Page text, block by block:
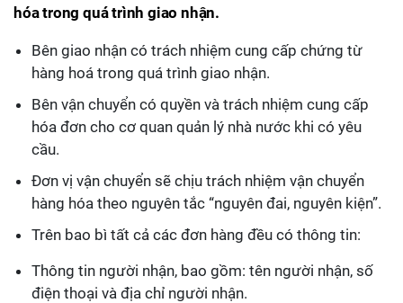
hóa trong quá trình giao nhận.
Bên giao nhận có trách nhiệm cung cấp chứng từ
hàng hoá trong quá trình giao nhận.
Bên vận chuyển có quyền và trách nhiệm cung cấp
hóa đơn cho cơ quan quản lý nhà nước khi có yêu
cầu.
Đơn vị vận chuyển sẽ chịu trách nhiệm vận chuyển
hàng hóa theo nguyên tắc “nguyên đai, nguyên kiện”.
Trên bao bì tất cả các đơn hàng đều có thông tin:
Thông tin người nhận, bao gồm: tên người nhận, số
điện thoại và địa chỉ người nhận.